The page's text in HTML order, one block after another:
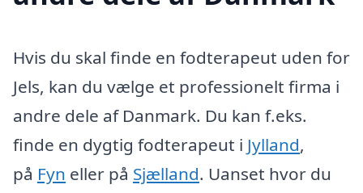
Hvis du skal finde en fodterapeut uden for
Jels, kan du vælge et professionelt firma i
andre dele af Danmark. Du kan f.eks.
finde en dygtig fodterapeut i Jylland,
på Fyn eller på Sjælland. Uanset hvor du